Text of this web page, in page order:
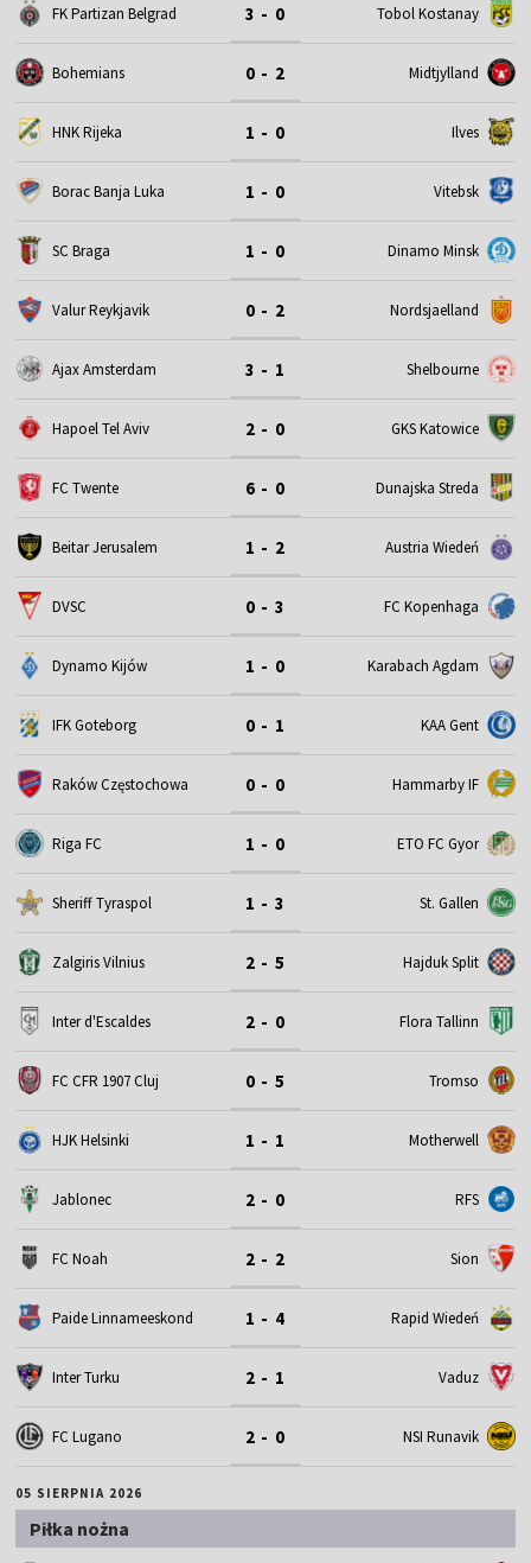
FK Partizan Belgrad 3 - 0 Tobol Kostanay
Bohemians 0 - 2 Midtjylland
HNK Rijeka 1 - 0 Ilves
Borac Banja Luka 1 - 0 Vitebsk
SC Braga 1 - 0 Dinamo Minsk
Valur Reykjavik 0 - 2 Nordsjaelland
Ajax Amsterdam 3 - 1 Shelbourne
Hapoel Tel Aviv 2 - 0 GKS Katowice
FC Twente 6 - 0 Dunajska Streda
Beitar Jerusalem 1 - 2 Austria Wiedeń
DVSC 0 - 3 FC Kopenhaga
Dynamo Kijów 1 - 0 Karabach Agdam
IFK Goteborg 0 - 1 KAA Gent
Raków Częstochowa 0 - 0 Hammarby IF
Riga FC 1 - 0 ETO FC Gyor
Sheriff Tyraspol 1 - 3 St. Gallen
Zalgiris Vilnius 2 - 5 Hajduk Split
Inter d'Escaldes 2 - 0 Flora Tallinn
FC CFR 1907 Cluj 0 - 5 Tromso
HJK Helsinki 1 - 1 Motherwell
Jablonec 2 - 0 RFS
FC Noah 2 - 2 Sion
Paide Linnameeskond 1 - 4 Rapid Wiedeń
Inter Turku 2 - 1 Vaduz
FC Lugano 2 - 0 NSI Runavik
05 SIERPNIA 2026
Piłka nożna